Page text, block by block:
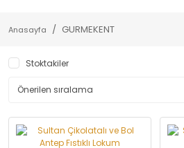
Anasayfa GURMEKENT
Stoktakiler